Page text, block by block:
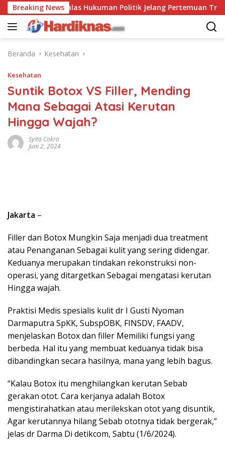
Langsung
ke
konten
Breaking News
Saling Balas Hukuman Politik Jelang Pertemuan Trump
Beranda Kesehatan
Kesehatan
Suntik Botox VS Filler, Mending
Mana Sebagai Atasi Kerutan
Hingga Wajah?
Syita Cokro
Juni 2, 2024
Jakarta –
Filler dan Botox Mungkin Saja menjadi dua treatment
atau Penanganan Sebagai kulit yang sering didengar.
Keduanya merupakan tindakan rekonstruksi non-
operasi, yang ditargetkan Sebagai mengatasi kerutan
Hingga wajah.
Praktisi Medis spesialis kulit dr I Gusti Nyoman
Darmaputra SpKK, SubspOBK, FINSDV, FAADV,
menjelaskan Botox dan filler Memiliki fungsi yang
berbeda. Hal itu yang membuat keduanya tidak bisa
dibandingkan secara hasilnya, mana yang lebih bagus.
“Kalau Botox itu menghilangkan kerutan Sebab
gerakan otot. Cara kerjanya adalah Botox
mengistirahatkan atau merilekskan otot yang disuntik,
Agar kerutannya hilang Sebab ototnya tidak bergerak,”
jelas dr Darma Di detikcom, Sabtu (1/6/2024).